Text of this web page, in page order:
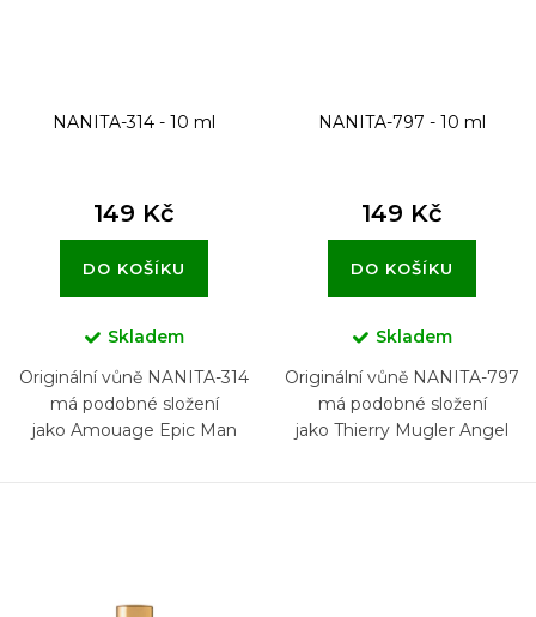
NANITA-314 - 10 ml
149 Kč
DO KOŠÍKU
Skladem
Originální vůně NANITA-314
má podobné složení
jako Amouage Epic Man
NANITA-797 - 10 ml
149 Kč
DO KOŠÍKU
Skladem
Originální vůně NANITA-797
má podobné složení
jako Thierry Mugler Angel